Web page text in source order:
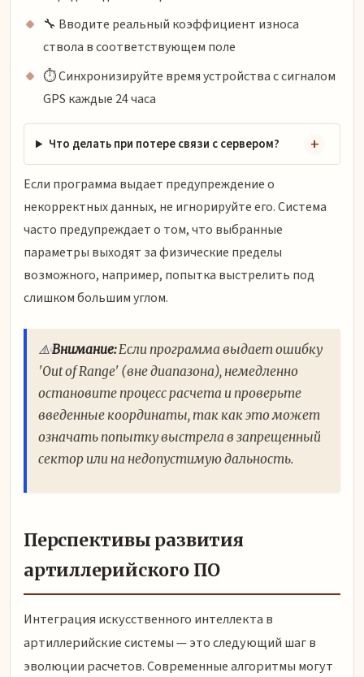
🔧 Вводите реальный коэффициент износа
ствола в соответствующем поле
⏱️ Синхронизируйте время устройства с сигналом
GPS каждые 24 часа
Что делать при потере связи с сервером?
Если программа выдает предупреждение о
некорректных данных, не игнорируйте его. Система
часто предупреждает о том, что выбранные
параметры выходят за физические пределы
возможного, например, попытка выстрелить под
слишком большим углом.
⚠️Внимание:Если программа выдает ошибку
'Out of Range' (вне диапазона), немедленно
остановите процесс расчета и проверьте
введенные координаты, так как это может
означать попытку выстрела в запрещенный
сектор или на недопустимую дальность.
Перспективы развития
артиллерийского ПО
Интеграция искусственного интеллекта в
артиллерийские системы — это следующий шаг в
эволюции расчетов. Современные алгоритмы могут